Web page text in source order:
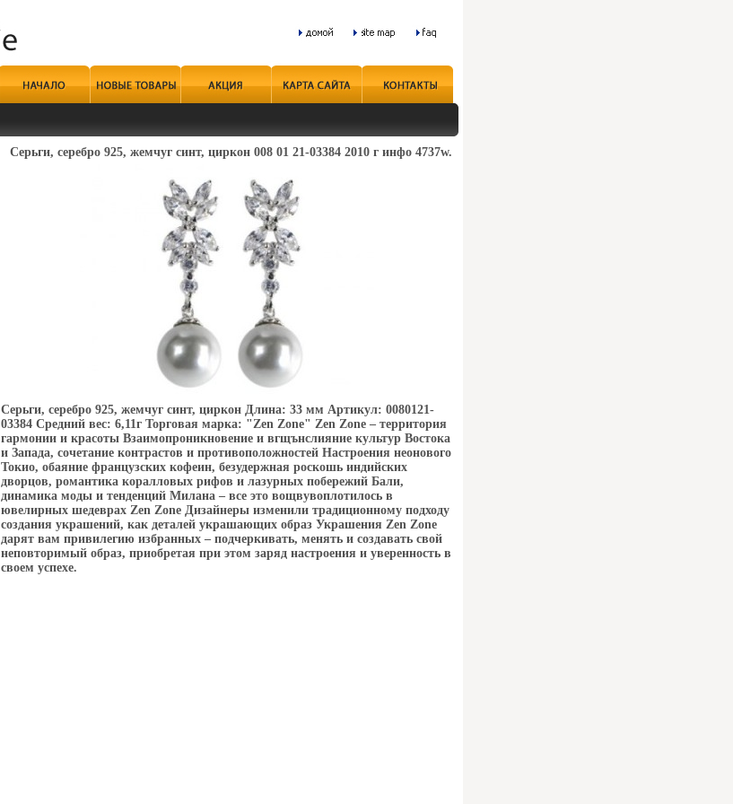
Серьги, серебро 925, жемчуг синт, циркон 008 01 21-03384 2010 г инфо 4737w.
Серьги, серебро 925, жемчуг синт, циркон Длина: 33 мм Артикул: 0080121-
03384 Средний вес: 6,11г Торговая марка: "Zen Zone" Zen Zone – территория
гармонии и красоты Взаимопроникновение и вгщънслияние культур Востока
и Запада, сочетание контрастов и противоположностей Настроения неонового
Токио, обаяние французских кофеин, безудержная роскошь индийских
дворцов, романтика коралловых рифов и лазурных побережий Бали,
динамика моды и тенденций Милана – все это вощвувоплотилось в
ювелирных шедеврах Zen Zone Дизайнеры изменили традиционному подходу
создания украшений, как деталей украшающих образ Украшения Zen Zone
дарят вам привилегию избранных – подчеркивать, менять и создавать свой
неповторимый образ, приобретая при этом заряд настроения и уверенность в
своем успехе.